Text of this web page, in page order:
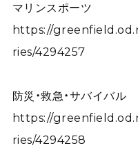
マリンスポーツ
https://
ries/4294257
防災・救急・サバイバル
https://
ries/4294258